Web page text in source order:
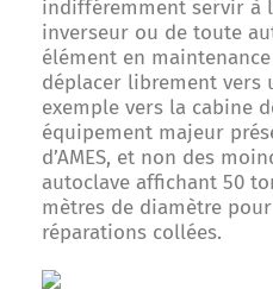
indifféremment servir à
inverseur ou de toute
élément en
déplacer librement vers
exemple vers la cabine
équipement majeur
d’AMES, et non des
autoclave affichant 50
mètres de diamètre
réparations collées.